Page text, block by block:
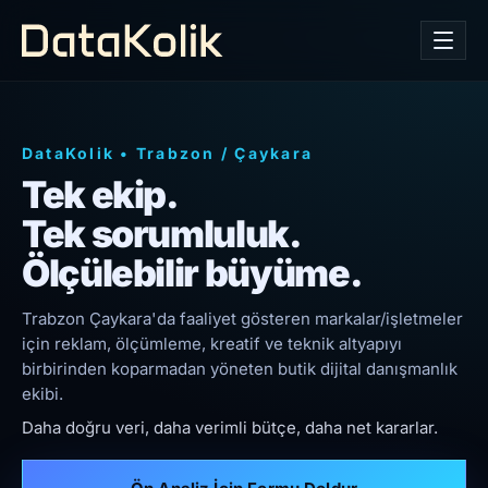
DataKolik • Trabzon /Çaykara
Tek ekip.
Tek sorumluluk.
Ölçülebilir büyüme.
Trabzon Çaykara'da faaliyet gösteren markalar/işletmeler
için reklam, ölçümleme, kreatif ve teknik altyapıyı
birbirinden koparmadan yöneten butik dijital danışmanlık
ekibi.
Daha doğru veri, daha verimli bütçe, daha net kararlar.